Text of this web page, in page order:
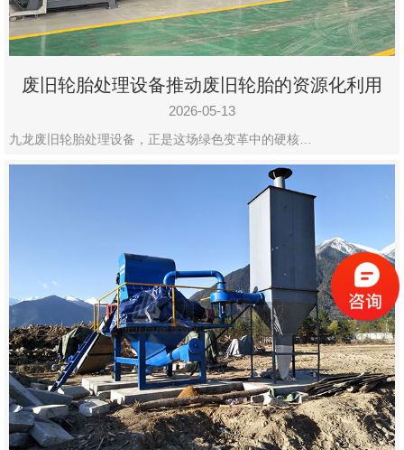
废旧轮胎处理设备推动废旧轮胎的资源化利用
2026-05-13
九龙废旧轮胎处理设备，正是这场绿色变革中的硬核…